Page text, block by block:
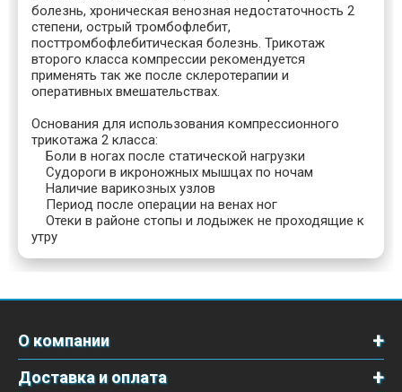
болезнь, хроническая венозная недостаточность 2
степени, острый тромбофлебит,
посттромбофлебитическая болезнь. Трикотаж
второго класса компрессии рекомендуется
применять так же после склеротерапии и
оперативных вмешательствах.
Основания для использования компрессионного
трикотажа 2 класса:
Боли в ногах после статической нагрузки
Судороги в икроножных мышцах по ночам
Наличие варикозных узлов
Период после операции на венах ног
Отеки в районе стопы и лодыжек не проходящие к
утру
О компании
Доставка и оплата